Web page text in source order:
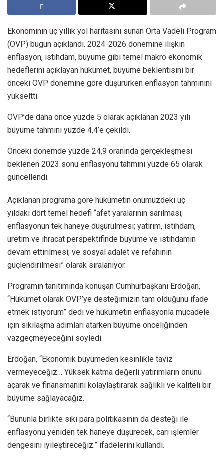
Ekonominin üç yıllık yol haritasını sunan Orta Vadeli Program
(OVP) bugün açıklandı. 2024-2026 dönemine ilişkin
enflasyon, istihdam, büyüme gibi temel makro ekonomik
hedeflerini açıklayan hükümet, büyüme beklentisini bir
önceki OVP dönemine göre düşürürken enflasyon tahminini
yükseltti.
OVP’de daha önce yüzde 5 olarak açıklanan 2023 yılı
büyüme tahmini yüzde 4,4’e çekildi.
Önceki dönemde yüzde 24,9 oranında gerçekleşmesi
beklenen 2023 sonu enflasyonu tahmini yüzde 65 olarak
güncellendi.
Açıklanan programa göre hükümetin önümüzdeki üç
yıldaki dört temel hedefi “afet yaralarının sarılması;
enflasyonun tek haneye düşürülmesi; yatırım, istihdam,
üretim ve ihracat perspektifinde büyüme ve istihdamın
devam ettirilmesi; ve sosyal adalet ve refahının
güçlendirilmesi” olarak sıralanıyor.
Programın tanıtımında konuşan Cumhurbaşkanı Erdoğan,
“Hükümet olarak OVP’ye desteğimizin tam olduğunu ifade
etmek istiyorum” dedi ve hükümetin enflasyonla mücadele
için sıkılaşma adımları atarken büyüme önceliğinden
vazgeçmeyeceğini söyledi.
Erdoğan, “Ekonomik büyümeden kesinlikle taviz
vermeyeceğiz… Yüksek katma değerli yatırımların önünü
açarak ve finansmanını kolaylaştırarak sağlıklı ve kaliteli bir
büyüme sağlayacağız.
“Bununla birlikte sıkı para politikasının da desteği ile
enflasyonu yeniden tek haneye düşürecek, cari işlemler
dengesini iyileştireceğiz.” ifadelerini kullandı.